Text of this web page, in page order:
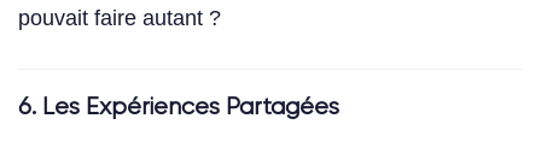
pouvait faire autant ?
6. Les Expériences Partagées